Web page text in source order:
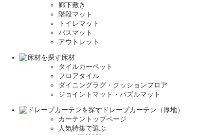
廊下敷き
階段マット
トイレマット
バスマット
アウトレット
床材
タイルカーペット
フロアタイル
ダイニングラグ・クッションフロア
ジョイントマット・パズルマット
ドレープカーテン（厚地）
カーテントップページ
人気特集で選ぶ